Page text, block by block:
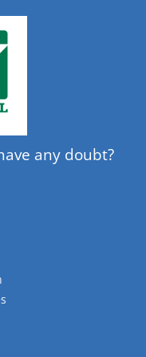
any doubt?